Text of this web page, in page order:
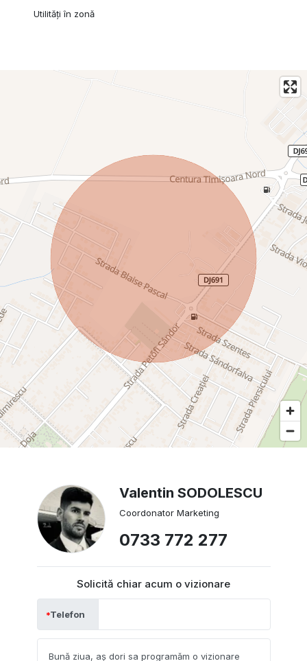
Utilități în zonă
Valentin SODOLESCU
Coordonator Marketing
0733 772 277
Solicită chiar acum o vizionare
Telefon